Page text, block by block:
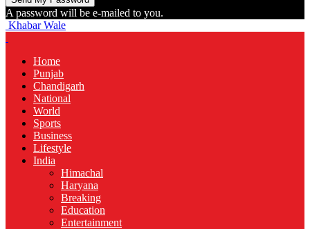
A password will be e-mailed to you.
Khabar Wale
Home
Punjab
Chandigarh
National
World
Sports
Business
Lifestyle
India
Himachal
Haryana
Breaking
Education
Entertainment